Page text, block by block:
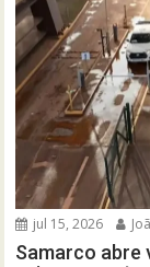
jul 15, 2026
Samarco abre